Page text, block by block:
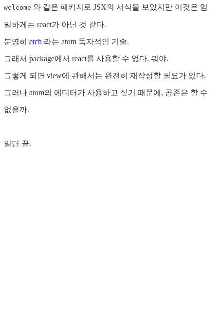
welcome 와 같은 패키지로 JSX의 서식을 보았지만 이것은 엄
밀하게는 react가 아닌 것 같다.
분명히 etch 라는 atom 독자적인 기술.
그래서 package에서 react를 사용할 수 없다. 뭐야.
그렇게 되면 view에 관해서는 완전히 재작성할 필요가 있다.
그러나 atom의 에디터가 사용하고 싶기 때문에, 공존은 할 수
없을까.
일단 끝.